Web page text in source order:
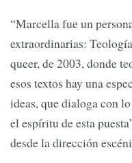
“Marcella fue un
extraordinarias:
queer, de 2003, donde
esos textos hay una
ideas, que dialoga con
el espíritu de esta
desde la dirección